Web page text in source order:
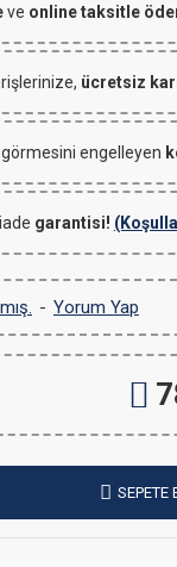
ve online taksitle
ücretsiz
engelleyen
garantisi!
- Yorum Yap
SEPETE